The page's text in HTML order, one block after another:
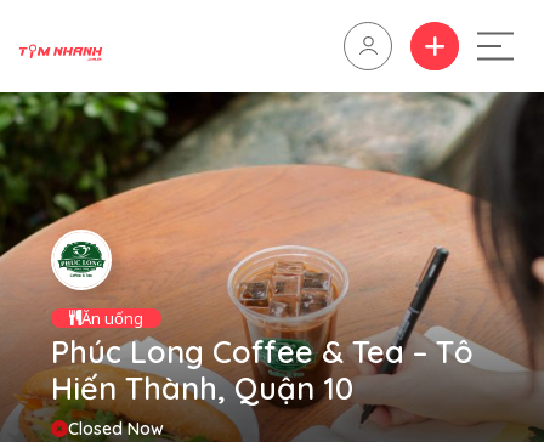
Ăn uống
Phúc Long Coffee & Tea – Tô
Hiến Thành, Quận 10
Closed Now